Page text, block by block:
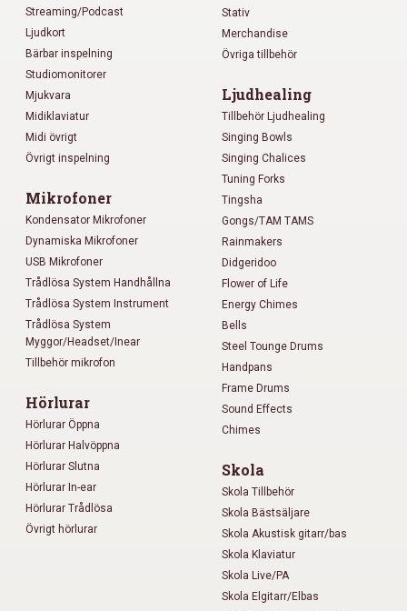
Streaming/Podcast
Ljudkort
Bärbar inspelning
Studiomonitorer
Mjukvara
Midiklaviatur
Midi övrigt
Övrigt inspelning
Mikrofoner
Kondensator Mikrofoner
Dynamiska Mikrofoner
USB Mikrofoner
Trådlösa System Handhållna
Trådlösa System Instrument
Trådlösa System
Myggor/Headset/Inear
Tillbehör mikrofon
Hörlurar
Hörlurar Öppna
Hörlurar Halvöppna
Hörlurar Slutna
Hörlurar In-ear
Hörlurar Trådlösa
Övrigt hörlurar
Stativ
Merchandise
Övriga tillbehör
Ljudhealing
Tillbehör Ljudhealing
Singing Bowls
Singing Chalices
Tuning Forks
Tingsha
Gongs/TAM TAMS
Rainmakers
Didgeridoo
Flower of Life
Energy Chimes
Bells
Steel Tounge Drums
Handpans
Frame Drums
Sound Effects
Chimes
Skola
Skola Tillbehör
Skola Bästsäljare
Skola Akustisk gitarr/bas
Skola Klaviatur
Skola Live/PA
Skola Elgitarr/Elbas